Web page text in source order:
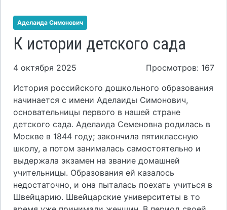
Аделаида Симонович
К истории детского сада
4 октября 2025
Просмотров: 167
История российского дошкольного образования
начинается с имени Аделаиды Симонович,
основательницы первого в нашей стране
детского сада. Аделаида Семеновна родилась в
Москве в 1844 году; закончила пятиклассную
школу, а потом занималась самостоятельно и
выдержала экзамен на звание домашней
учительницы. Образования ей казалось
недостаточно, и она пыталась поехать учиться в
Швейцарию. Швейцарские университеты в то